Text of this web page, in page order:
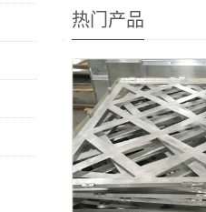
热门产品